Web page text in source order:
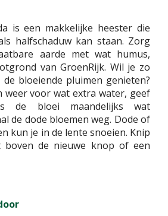
is een makkelijke heester die
halfschaduw kan staan. Zorg
aarde met wat humus,
van GroenRijk. Wil je zo
bloeiende pluimen genieten?
weer voor wat extra water, geef
de bloei maandelijks wat
de dode bloemen weg. Dode of
kun je in de lente snoeien. Knip
de nieuwe knop of een